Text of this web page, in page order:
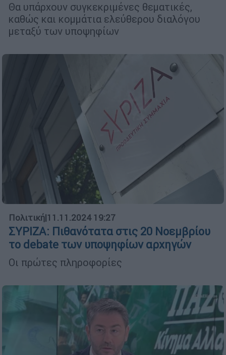
Θα υπάρχουν συγκεκριμένες θεματικές,
καθώς και κομμάτια ελεύθερου διαλόγου
μεταξύ των υποψηφίων
Πολιτική|11.11.2024 19:27
ΣΥΡΙΖΑ: Πιθανότατα στις 20 Νοεμβρίου
το debate των υποψηφίων αρχηγών
Οι πρώτες πληροφορίες